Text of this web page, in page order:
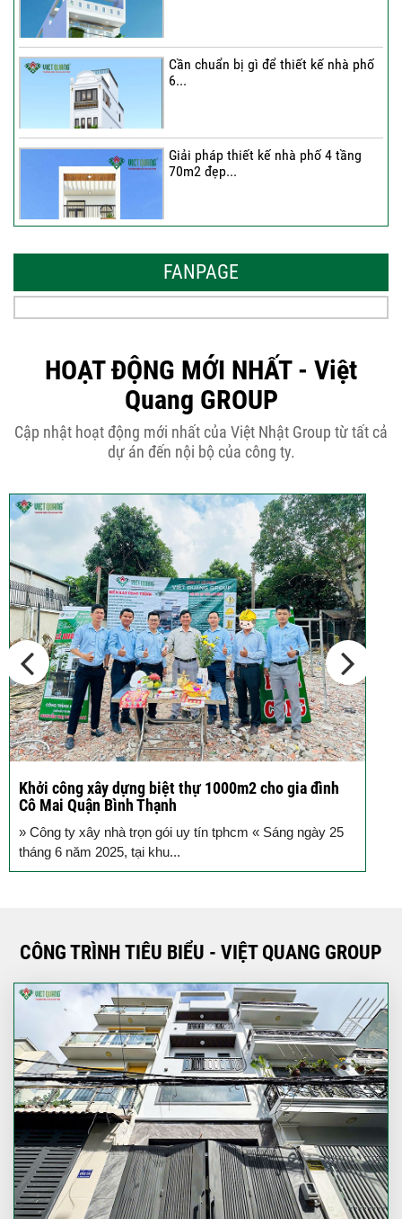
Cần chuẩn bị gì để thiết kế nhà phố
6...
Giải pháp thiết kế nhà phố 4 tầng
70m2 đẹp...
đẹp, sang...
50m2...
Những điều cần biết khi thiết kế nhà
phố 5...
Cập nhật xu thế thiết kế nhà phố 5
tầng...
Các thiết kế nhà phố 2 tầng 110m2
đơn giản,...
FANPAGE
HOẠT ĐỘNG MỚI NHẤT - Việt
Quang GROUP
Cập nhật hoạt động mới nhất của Việt Nhật Group từ tất cả
dự án đến nội bộ của công ty.
Khởi công xây dựng biệt thự 1000m2 cho gia đình
Cô Mai Quận Bình Thạnh
» Công ty xây nhà trọn gói uy tín tphcm « Sáng ngày 25
tháng 6 năm 2025, tại khu...
CÔNG TRÌNH TIÊU BIỂU - VIỆT QUANG GROUP